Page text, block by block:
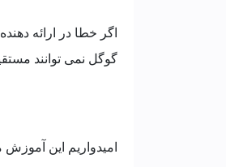
گوگل نمی توانند
امیدواریم این